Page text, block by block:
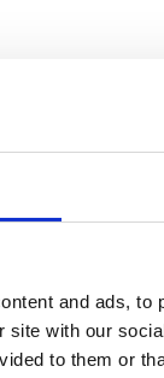
and ads,
site with our
to them or